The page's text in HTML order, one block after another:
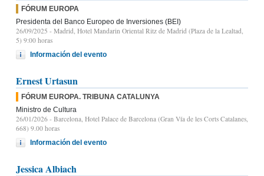
FÓRUM EUROPA
Presidenta del Banco Europeo de Inversiones (BEI)
26/09/2025 - Madrid, Hotel Mandarin Oriental Ritz de Madrid (Plaza de la Lealtad,
5) 9:00 horas
Información del evento
Ernest Urtasun
FÓRUM EUROPA. TRIBUNA CATALUNYA
Ministro de Cultura
26/01/2026 - Barcelona, Hotel Palace de Barcelona (Gran Vía de les Corts Catalanes,
668) 9.00 horas
Información del evento
Jessica Albiach